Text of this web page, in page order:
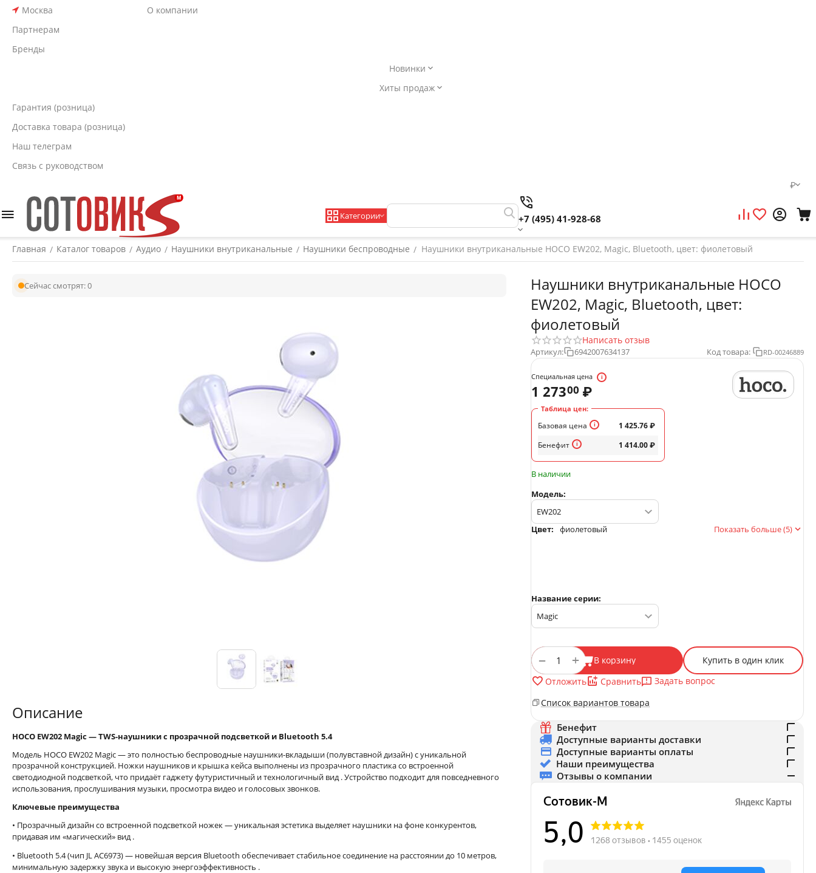
Москва
О компании
Партнерам
Бренды
Новинки
Хиты продаж
Гарантия (розница)
Доставка товара (розница)
Наш телеграм
Связь с руководством
₽
Категории +7 (495) 41-928-68
Главная / Каталог товаров / Аудио / Наушники внутриканальные / Наушники беспроводные / Наушники внутриканальные HOCO EW202, Magic, Bluetooth, цвет: фиолетовый
Сейчас смотрят:0
Наушники внутриканальные HOCO
EW202, Magic, Bluetooth, цвет:
фиолетовый
Написать отзыв
Артикул: 6942007634137 Код товара: RD-00246889
Специальная цена
1 27300 ₽
Таблица цен:
Базовая цена
Бенефит
1 425.76₽
1 414.00₽
В наличии
Модель:
Цвет: фиолетовый Показать больше (5)
Название серии:
+
− В корзину
Купить в один клик
Отложить
Сравнить
Задать вопрос
Список вариантов товара
Бенефит
Доступные варианты доставки
Доступные варианты оплаты
Наши преимущества
Отзывы о компании
Описание
HOCO EW202 Magic — TWS-наушники с прозрачной подсветкой и Bluetooth 5.4
Модель HOCO EW202 Magic — это полностью беспроводные наушники-вкладыши (полувставной дизайн) с уникальной
прозрачной конструкцией. Ножки наушников и крышка кейса выполнены из прозрачного пластика со встроенной
светодиодной подсветкой, что придаёт гаджету футуристичный и технологичный вид. Устройство подходит для повседневного
использования, прослушивания музыки, просмотра видео и голосовых звонков.
Ключевые преимущества
• Прозрачный дизайн со встроенной подсветкой ножек — уникальная эстетика выделяет наушники на фоне конкурентов,
придавая им «магический» вид.
• Bluetooth 5.4 (чип JL AC6973) — новейшая версия Bluetooth обеспечивает стабильное соединение на расстоянии до 10 метров,
минимальную задержку звука и высокую энергоэффективность .